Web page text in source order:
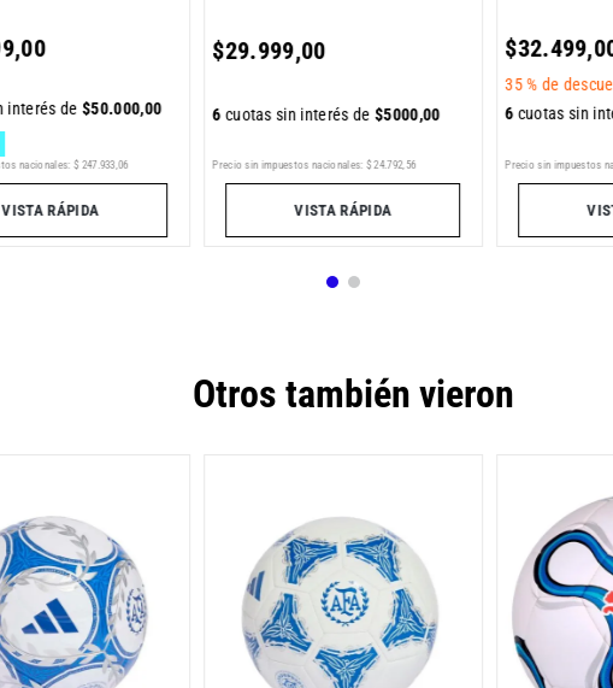
,00
interés de$50.000,00
nacionales: $ 247 .933 ,06
VISTA RÁPIDA
$29.999,00
6cuotas sin interés de$5000,00
Precio sin impuestos nacionales: $ 24 .792 56
VISTA RÁPIDA
$32.499,
35 % de
6cuotas sin
Precio sin impuestos
Otros también vieron